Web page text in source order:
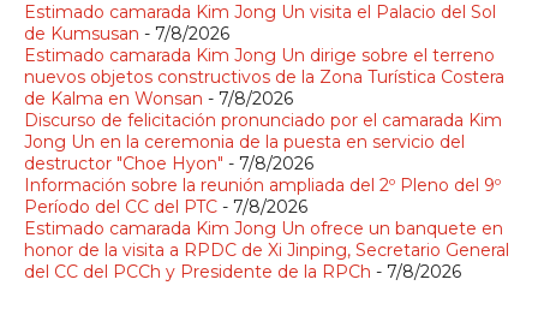
Estimado camarada Kim Jong Un visita el Palacio del Sol
de Kumsusan - 7/8/2026
Estimado camarada Kim Jong Un dirige sobre el terreno
nuevos objetos constructivos de la Zona Turística Costera
de Kalma en Wonsan - 7/8/2026
Discurso de felicitación pronunciado por el camarada Kim
Jong Un en la ceremonia de la puesta en servicio del
destructor "Choe Hyon" - 7/8/2026
Información sobre la reunión ampliada del 2º Pleno del 9º
Período del CC del PTC - 7/8/2026
Estimado camarada Kim Jong Un ofrece un banquete en
honor de la visita a RPDC de Xi Jinping, Secretario General
del CC del PCCh y Presidente de la RPCh - 7/8/2026